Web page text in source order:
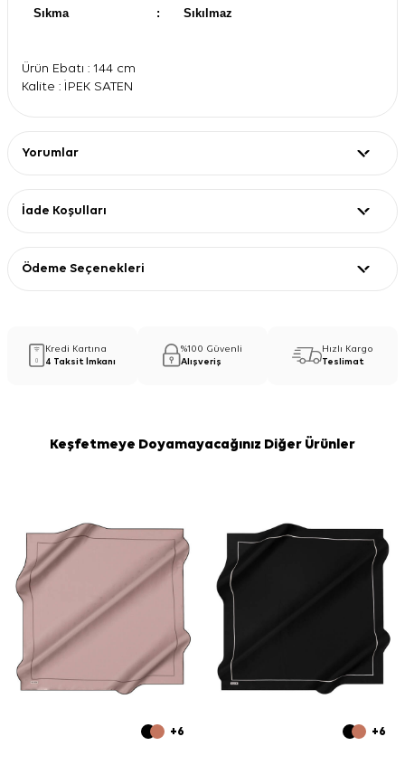
Sıkma
: Sıkılmaz
Ürün Ebatı : 144 cm
Kalite : İPEK SATEN
Yorumlar
İade Koşulları
Ödeme Seçenekleri
Kredi Kartına
4 Taksit İmkanı
%100 Güvenli
Alışveriş
Hızlı Kargo
Teslimat
Keşfetmeye Doyamayacağınız Diğer Ürünler
+6 +6